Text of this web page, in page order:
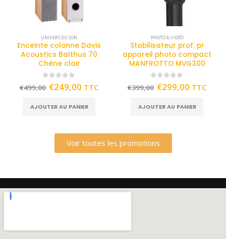
UNIVERS DU SON
Enceinte colonne Davis
Acoustics Balthus 70
Chêne clair
out of 5
€499,00 €249,00 TTC
AJOUTER AU PANIER
PHOTO & VIDÉO
Stabilisateur prof. pr
appareil photo compact
MANFROTTO MVG300
out of 5
€399,00 €299,00 TTC
AJOUTER AU PANIER
Voir toutes les promotions